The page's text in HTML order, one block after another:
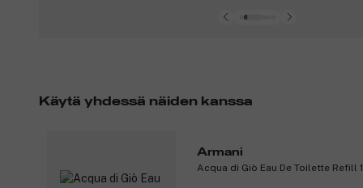
Käytä yhdessä näiden kanssa
Armani
Acqua di Giò Eau De Toilette Refill